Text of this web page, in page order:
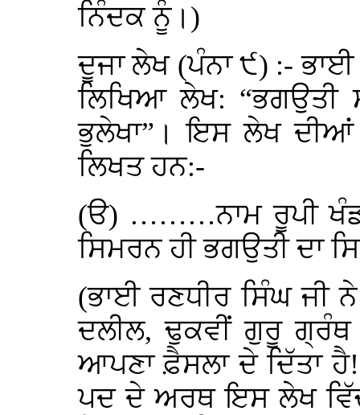
ਨਿੰਦਕ ਨੂੰ।)
ਦੂਜਾ ਲੇਖ (ਪੰਨਾ ੯) :- ਭਾਈ
ਲਿਖਿਆ ਲੇਖ: “ਭਗਉਤੀ
ਭੁਲੇਖਾ”। ਇਸ ਲੇਖ
ਲਿਖਤ ਹਨ:-
(ੳ) ………ਨਾਮ ਰੂਪੀ
ਸਿਮਰਨ ਹੀ ਭਗਉਤੀ ਦਾ
(ਭਾਈ ਰਣਧੀਰ ਸਿੰਘ ਜੀ
ਦਲੀਲ, ਢੁਕਵੀਂ ਗੁਰੂ ਗ੍ਰੰਥ
ਆਪਣਾ ਫ਼ੈਸਲਾ ਦੇ ਦਿੱਤਾ
ਪਦ ਦੇ ਅਰਥ ਇਸ ਲੇਖ ਵਿੱਚ